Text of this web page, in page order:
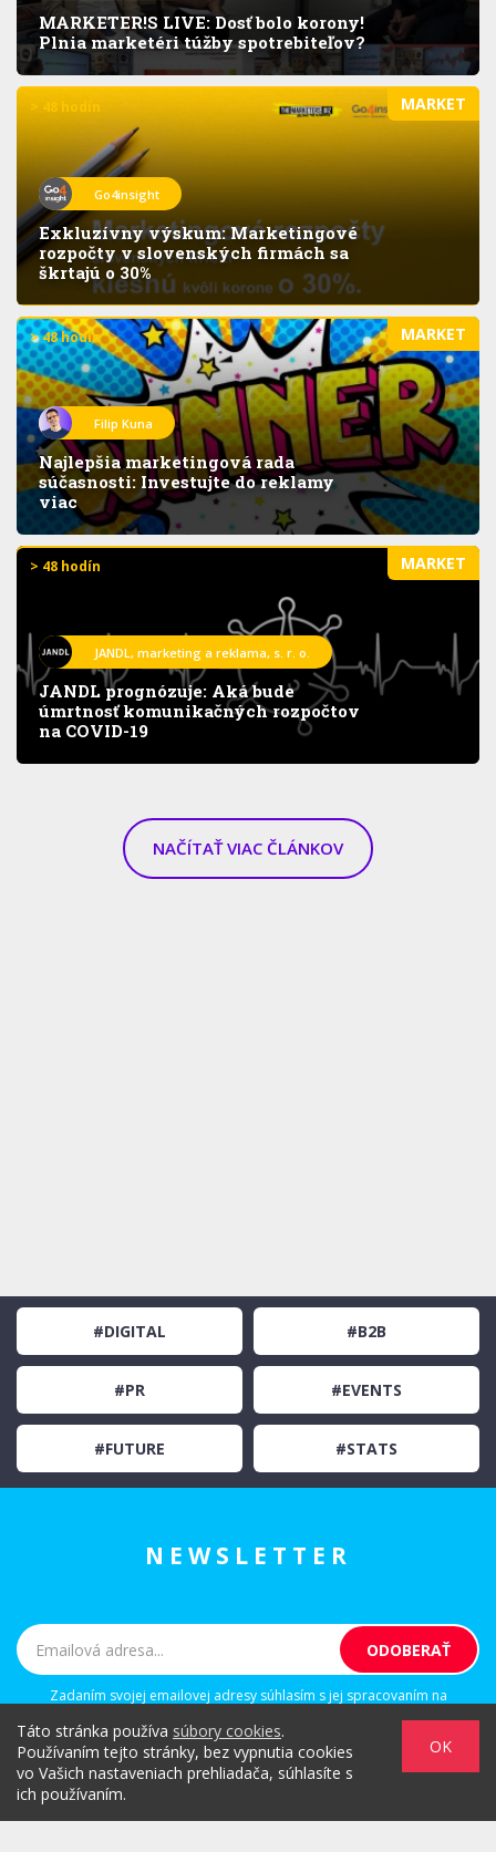
Táto stránka používa súbory cookies.
Používaním tejto stránky, bez vypnutia cookies
vo Vašich nastaveniach prehliadača, súhlasíte s
ich používaním.
OK
MARKETER!S LIVE: Dosť bolo korony!
Plnia marketéri túžby spotrebiteľov?
MARKET
> 48 hodín
Go4insight
Exkluzívny výskum: Marketingové
rozpočty v slovenských firmách sa
škrtajú o 30%
MARKET
> 48 hodín
Filip Kuna
Najlepšia marketingová rada
súčasnosti: Investujte do reklamy
viac
MARKET
> 48 hodín
JANDL, marketing a reklama, s. r. o.
JANDL prognózuje: Aká bude
úmrtnosť komunikačných rozpočtov
na COVID-19
NAČÍTAŤ VIAC ČLÁNKOV
#DIGITAL #B2B
#PR #EVENTS
#FUTURE #STATS
NEWSLETTER
Zadaním svojej emailovej adresy súhlasím s jej spracovaním na
osobným emailom za účelom informovania o novinkách.